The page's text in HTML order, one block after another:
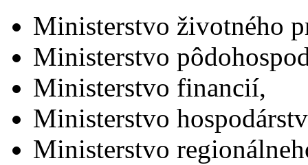
Ministerstvo životného
Ministerstvo
Ministerstvo financií,
Ministerstvo
Ministerstvo